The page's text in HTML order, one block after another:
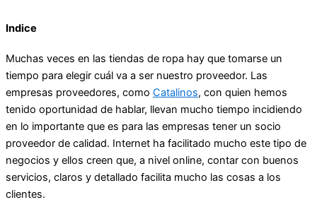
Indice
Muchas veces en las tiendas de ropa hay que tomarse un
tiempo para elegir cuál va a ser nuestro proveedor. Las
empresas proveedores, como Catalinos, con quien hemos
tenido oportunidad de hablar, llevan mucho tiempo incidiendo
en lo importante que es para las empresas tener un socio
proveedor de calidad. Internet ha facilitado mucho este tipo de
negocios y ellos creen que, a nivel online, contar con buenos
servicios, claros y detallado facilita mucho las cosas a los
clientes.